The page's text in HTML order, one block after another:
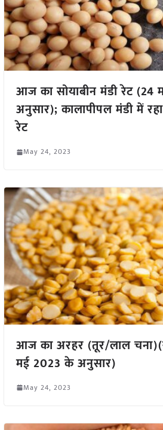
आज का सोयाबीन मंडी रेट
अनुसार); कालापीपल मंडी में
रेट
May 24, 2023
आज का अरहर (तूर/लाल
मई 2023 के अनुसार)
May 24, 2023